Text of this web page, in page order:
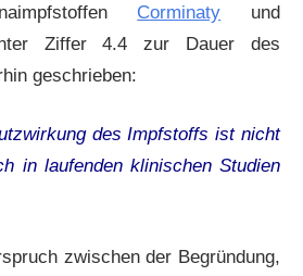
Corminaty und
Ziffer 4.4 zur Dauer des
geschrieben:
des Impfstoffs ist nicht
in laufenden klinischen Studien
zwischen der Begründung,